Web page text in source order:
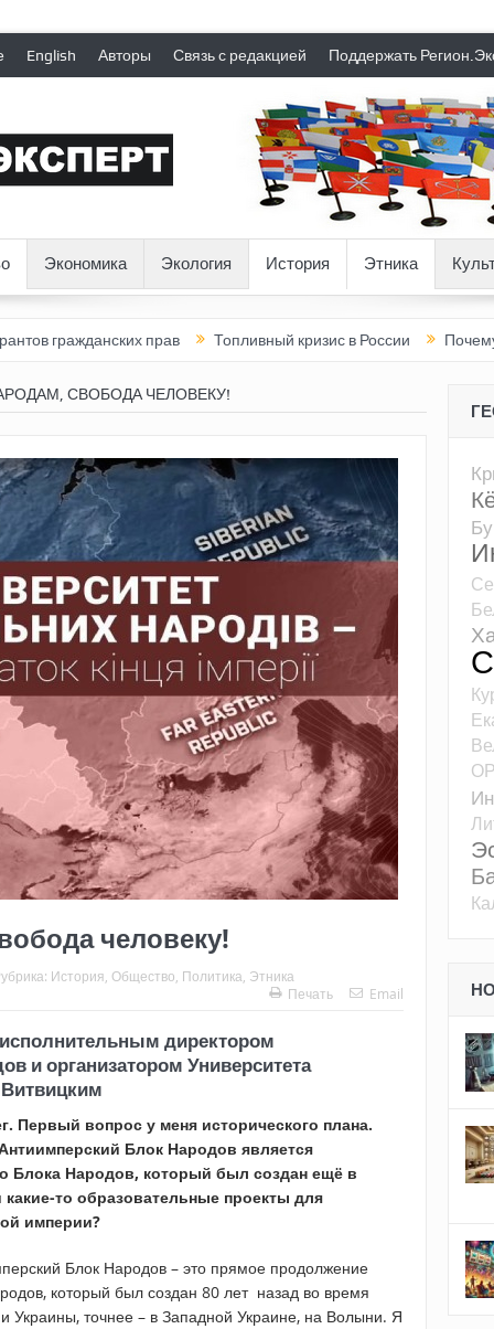
English Авторы Связь с редакцией Поддержать
Экономика Экология История Этника
прав Топливный кризис в России Почему нынешняя
СВОБОДА ЧЕЛОВЕКУ!
человеку!
История Общество Политика Этника
Печать
Email
директором
и организатором Университета
Первый вопрос у меня исторического плана.
Блок Народов является
Блока Народов, который был создан ещё в
то образовательные проекты для
империи?
Блок Народов – это прямое продолжение
который был создан 80 лет назад во время
Украины, точнее – в Западной Украине, на Волыни. Я